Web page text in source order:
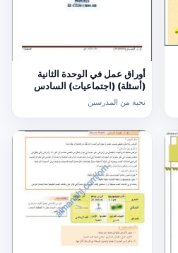
أوراق عمل في الوحدة الثانية
(أسئلة) (اجتماعيات) السادس
نخبة من المدرسين